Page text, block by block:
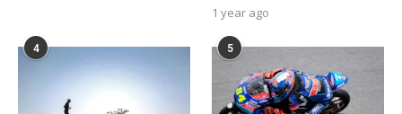
1 year ago
4 5